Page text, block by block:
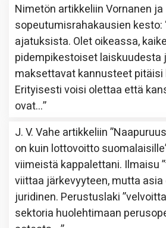
Nimetön artikkeliinVornanen ja
sopeutumisrahakausien kesto:
ajatuksista. Olet oikeassa,
pidempikestoiset laiskuudesta
maksettavat kannusteet pitäisi
Erityisesti voisi olettaa että
ovat…”
J. V. Vahe artikkeliin
on kuin lottovoitto
viimeistä kappalettani. Ilmaisu
viittaa järkevyyteen, mutta asia
juridinen. Perustuslaki
sektoria huolehtimaan